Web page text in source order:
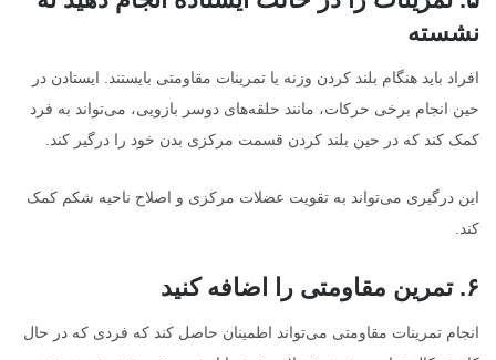
نشسته
افراد باید هنگام بلند کردن وزنه یا تمرینات مقاومتی بایستند. ایستادن در
حین انجام برخی حرکات، مانند حلقه‌های دوسر بازویی، می‌تواند به فرد
کمک کند که در حین بلند کردن قسمت مرکزی بدن خود را درگیر کند.
این درگیری می‌تواند به تقویت عضلات مرکزی و اصلاح ناحیه شکم کمک
کند.
۶.تمرین مقاومتی را اضافه کنید
انجام تمرینات مقاومتی می‌تواند اطمینان حاصل کند که فردی که در حال